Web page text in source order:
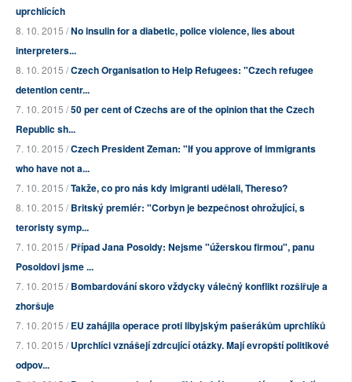
uprchlících
8. 10. 2015 /No insulin for a diabetic, police violence, lies about
interpreters...
8. 10. 2015 /Czech Organisation to Help Refugees: "Czech refugee
detention centr...
7. 10. 2015 /50 per cent of Czechs are of the opinion that the Czech
Republic sh...
7. 10. 2015 /Czech President Zeman: "If you approve of immigrants
who have not a...
7. 10. 2015 /Takže, co pro nás kdy imigranti udělali, Thereso?
8. 10. 2015 /Britský premiér: "Corbyn je bezpečnost ohrožující, s
teroristy symp...
7. 10. 2015 /Případ Jana Posoldy: Nejsme "úžerskou firmou", panu
Posoldovi jsme ...
7. 10. 2015 /Bombardování skoro vždycky válečný konflikt rozšiřuje a
zhoršuje
7. 10. 2015 /EU zahájila operace proti libyjským pašerákům uprchlíků
7. 10. 2015 /Uprchlíci vznášejí zdrcující otázky. Mají evropští politikové
odpov...